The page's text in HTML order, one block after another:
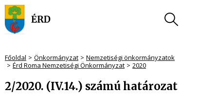
Főoldal Önkormányzat
Nemzetiségi önkormányzatok
Érd Roma Nemzetiségi Önkormányzat
2020
2/2020. (IV.14.) számú határozat